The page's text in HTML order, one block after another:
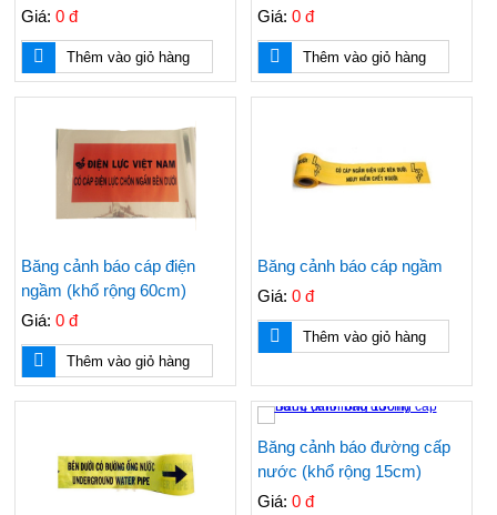
Giá: 0 đ
Thêm vào giỏ hàng
Giá: 0 đ
Thêm vào giỏ hàng
Băng cảnh báo cáp điện
ngầm (khổ rộng 60cm)
Giá: 0 đ
Thêm vào giỏ hàng
Băng cảnh báo cáp ngầm
Giá: 0 đ
Thêm vào giỏ hàng
Băng cảnh báo đường cấp
nước (khổ rộng 15cm)
Giá: 0 đ